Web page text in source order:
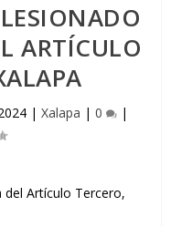
ARTÍCULO
| Xalapa | 0 |